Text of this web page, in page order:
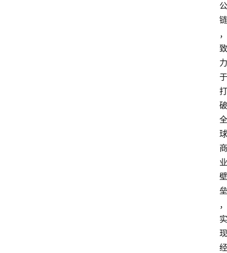
公
链
，
致
力
于
打
破
全
球
商
业
壁
垒
，
实
现
经